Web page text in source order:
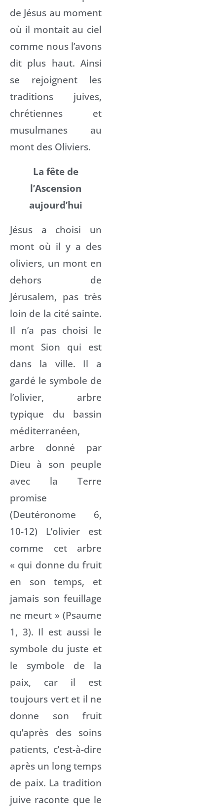
de Jésus au moment
où il montait au ciel
comme nous l’avons
dit plus haut. Ainsi
se rejoignent les
traditions juives,
chrétiennes et
musulmanes au
mont des Oliviers.
La fête de
l’Ascension
aujourd’hui
Jésus a choisi un
mont où il y a des
oliviers, un mont en
dehors de
Jérusalem, pas très
loin de la cité sainte.
Il n’a pas choisi le
mont Sion qui est
dans la ville. Il a
gardé le symbole de
l’olivier, arbre
typique du bassin
méditerranéen,
arbre donné par
Dieu à son peuple
avec la Terre
promise
(Deutéronome 6,
10-12) L’olivier est
comme cet arbre
« qui donne du fruit
en son temps, et
jamais son feuillage
ne meurt » (Psaume
1, 3). Il est aussi le
symbole du juste et
le symbole de la
paix, car il est
toujours vert et il ne
donne son fruit
qu’après des soins
patients, c’est-à-dire
après un long temps
de paix. La tradition
juive raconte que le